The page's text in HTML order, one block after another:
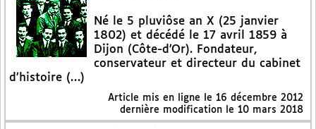
Né le 5 pluviôse an X (25 janvier
1802) et décédé le 17 avril 1859 à
Dijon (Côte-d’Or). Fondateur,
conservateur et directeur du cabinet
d’histoire (…)
Article mis en ligne le 16 décembre 2012
dernière modification le 10 mars 2018